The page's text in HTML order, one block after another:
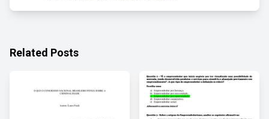
Related Posts